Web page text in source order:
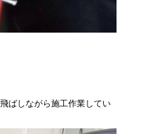
ばしながら施工作業してい